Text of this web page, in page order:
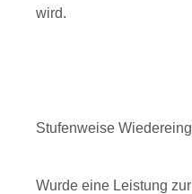
wird.
Stufenweise
Wurde eine Leistung